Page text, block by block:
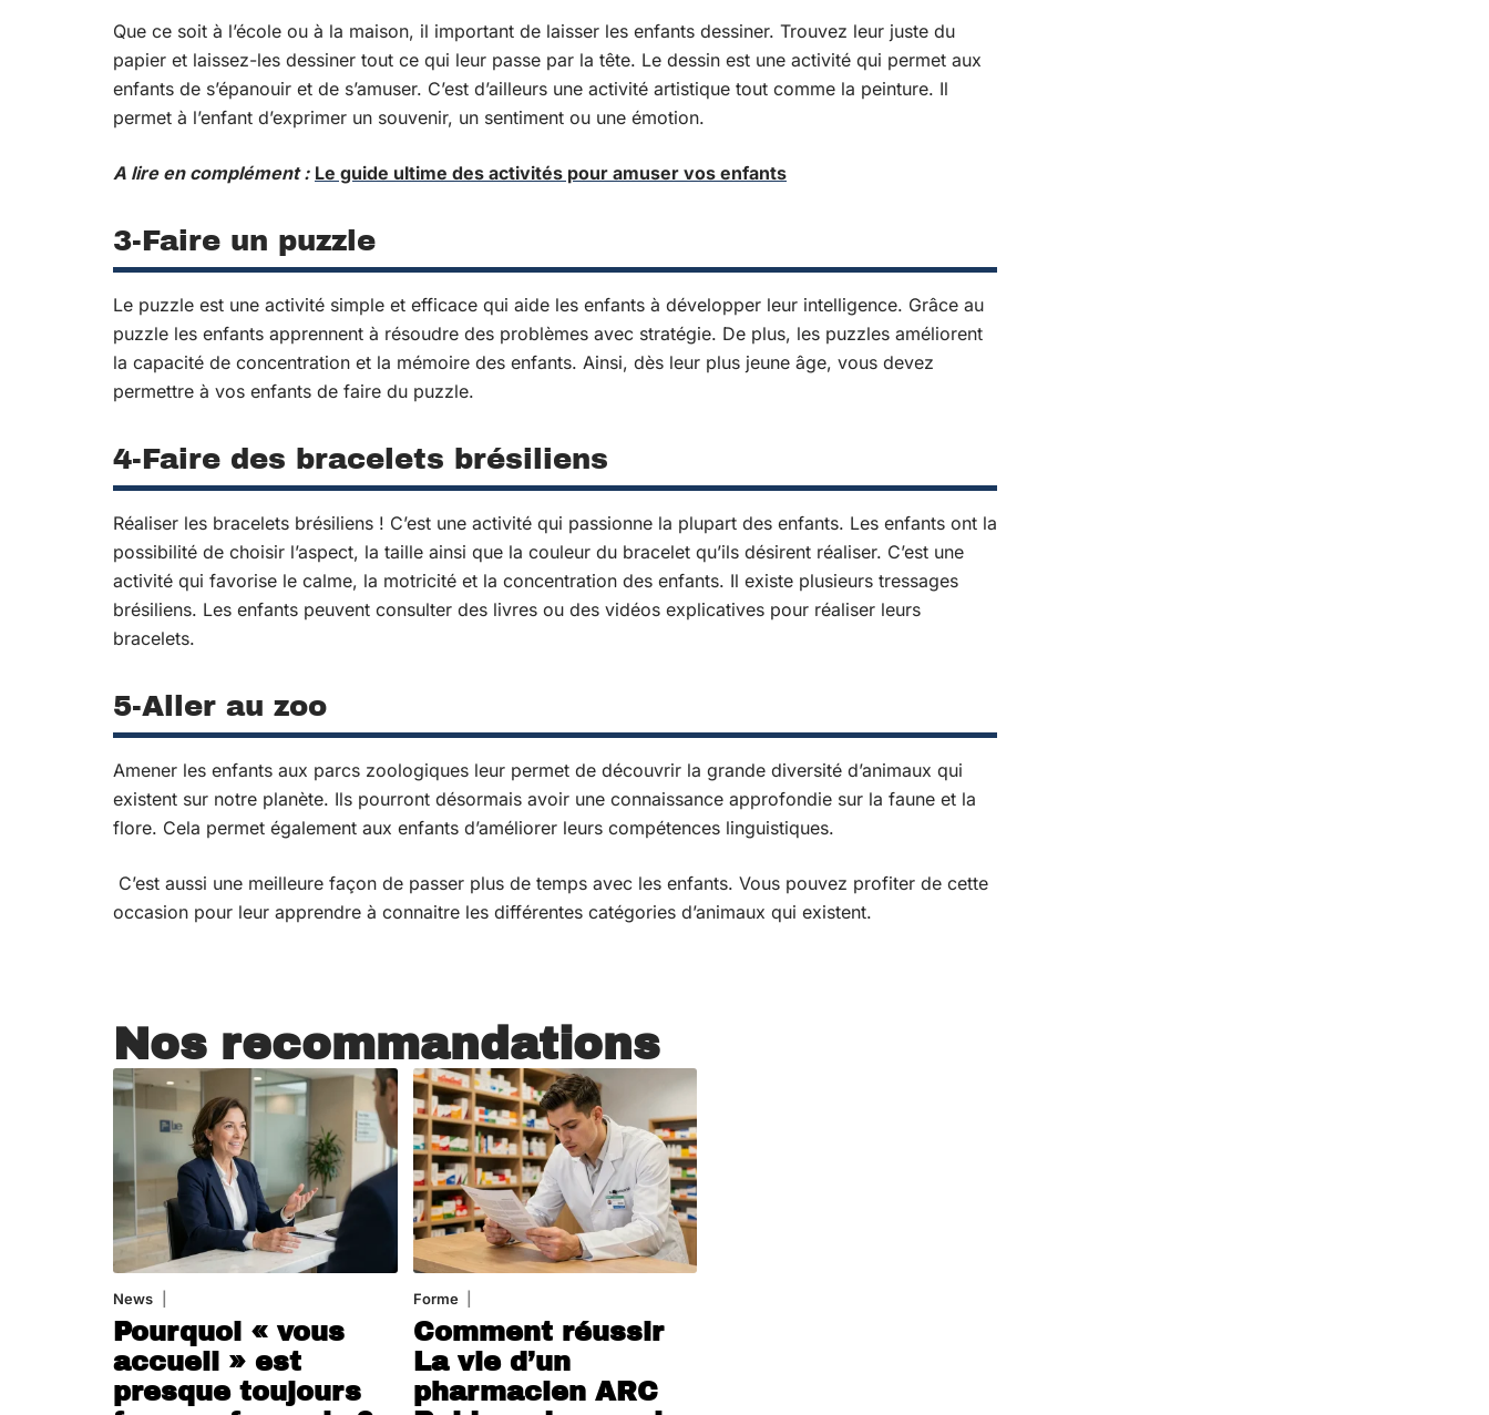
Que ce soit à l’école ou à la maison, il important de laisser les enfants dessiner. Trouvez leur juste du
papier et laissez-les dessiner tout ce qui leur passe par la tête. Le dessin est une activité qui permet aux
enfants de s’épanouir et de s’amuser. C’est d’ailleurs une activité artistique tout comme la peinture. Il
permet à l’enfant d’exprimer un souvenir, un sentiment ou une émotion.
A lire en complément : Le guide ultime des activités pour amuser vos enfants
3-Faire un puzzle
Le puzzle est une activité simple et efficace qui aide les enfants à développer leur intelligence. Grâce au
puzzle les enfants apprennent à résoudre des problèmes avec stratégie. De plus, les puzzles améliorent
la capacité de concentration et la mémoire des enfants. Ainsi, dès leur plus jeune âge, vous devez
permettre à vos enfants de faire du puzzle.
4-Faire des bracelets brésiliens
Réaliser les bracelets brésiliens ! C’est une activité qui passionne la plupart des enfants. Les enfants ont la
possibilité de choisir l’aspect, la taille ainsi que la couleur du bracelet qu’ils désirent réaliser. C’est une
activité qui favorise le calme, la motricité et la concentration des enfants. Il existe plusieurs tressages
brésiliens. Les enfants peuvent consulter des livres ou des vidéos explicatives pour réaliser leurs
bracelets.
5-Aller au zoo
Amener les enfants aux parcs zoologiques leur permet de découvrir la grande diversité d’animaux qui
existent sur notre planète. Ils pourront désormais avoir une connaissance approfondie sur la faune et la
flore. Cela permet également aux enfants d’améliorer leurs compétences linguistiques.
C’est aussi une meilleure façon de passer plus de temps avec les enfants. Vous pouvez profiter de cette
occasion pour leur apprendre à connaitre les différentes catégories d’animaux qui existent.
Nos recommandations
News
Pourquoi « vous
accueil » est
presque toujours
Forme
Comment réussir
La vie d’un
pharmacien ARC